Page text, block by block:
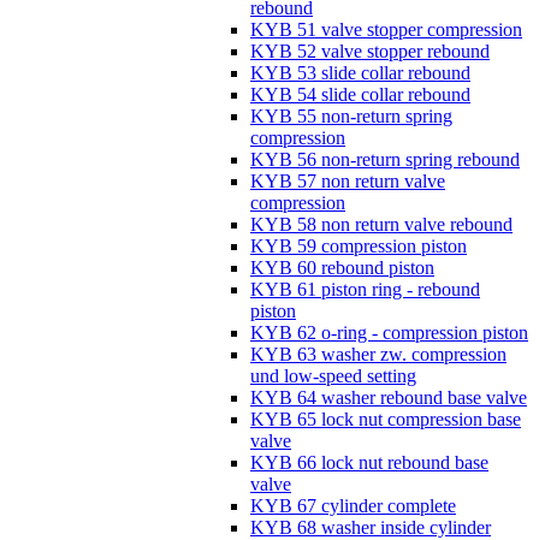
rebound
KYB 51 valve stopper compression
KYB 52 valve stopper rebound
KYB 53 slide collar rebound
KYB 54 slide collar rebound
KYB 55 non-return spring
compression
KYB 56 non-return spring rebound
KYB 57 non return valve
compression
KYB 58 non return valve rebound
KYB 59 compression piston
KYB 60 rebound piston
KYB 61 piston ring - rebound
piston
KYB 62 o-ring - compression piston
KYB 63 washer zw. compression
und low-speed setting
KYB 64 washer rebound base valve
KYB 65 lock nut compression base
valve
KYB 66 lock nut rebound base
valve
KYB 67 cylinder complete
KYB 68 washer inside cylinder